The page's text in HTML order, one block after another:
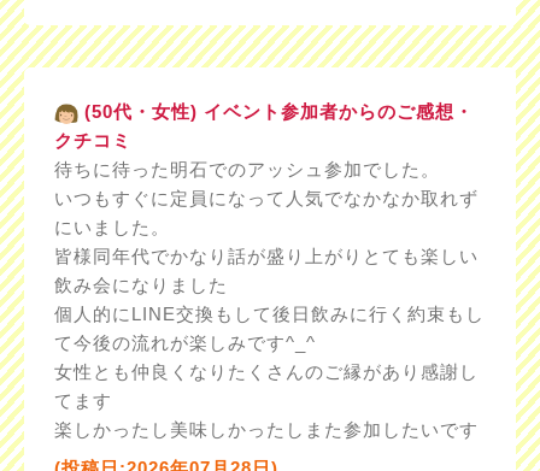
(50代・女性) イベント参加者からのご感想・
クチコミ
待ちに待った明石でのアッシュ参加でした。
いつもすぐに定員になって人気でなかなか取れず
にいました。
皆様同年代でかなり話が盛り上がりとても楽しい
飲み会になりました
個人的にLINE交換もして後日飲みに行く約束もし
て今後の流れが楽しみです^_^
女性とも仲良くなりたくさんのご縁があり感謝し
てます
楽しかったし美味しかったしまた参加したいです